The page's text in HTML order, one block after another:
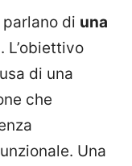
di una
. L’obiettivo
di una
che
Una